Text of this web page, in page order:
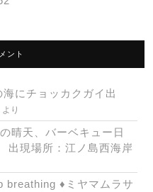
ント
にチョッカクガイ出
より
天、バーベキュー日
現場所：江ノ島西海岸
♦ミヤマムラサ